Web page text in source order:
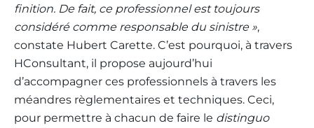
finition. De fait, ce professionnel est toujours
considéré comme responsable du sinistre »,
constate Hubert Carette. C’est pourquoi, à travers
HConsultant, il propose aujourd’hui
d’accompagner ces professionnels à travers les
méandres règlementaires et techniques. Ceci,
pour permettre à chacun de faire le distinguo